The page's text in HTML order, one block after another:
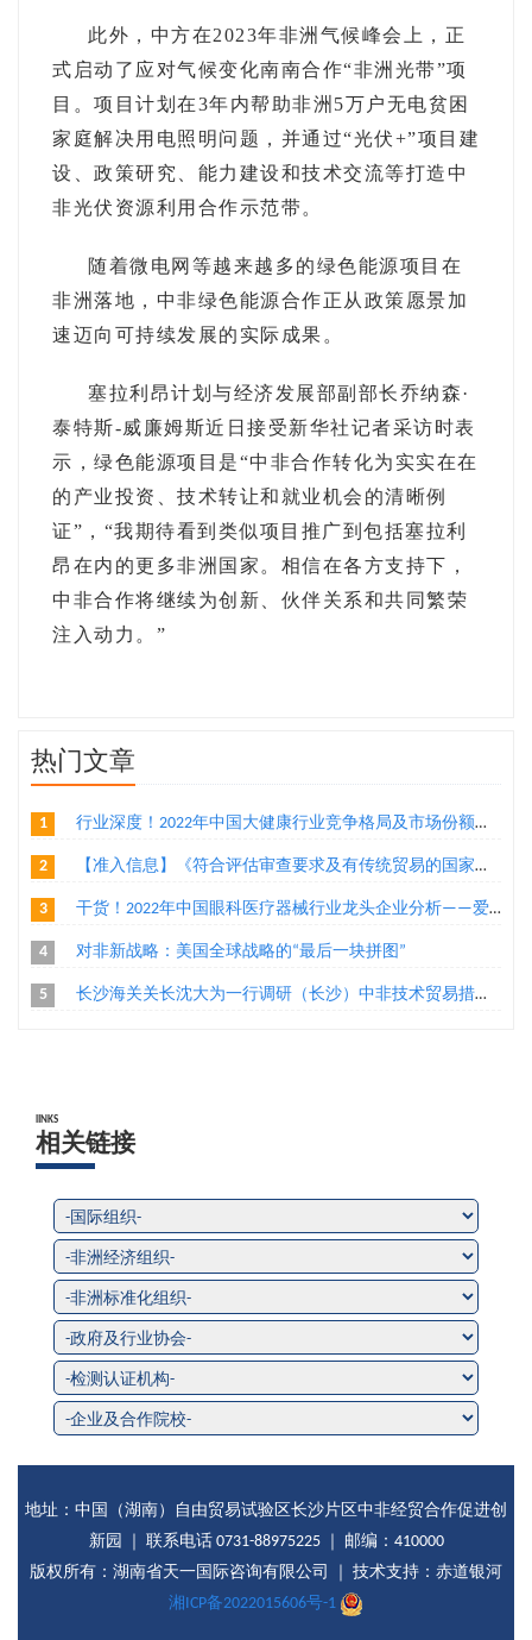
此外，中方在2023年非洲气候峰会上，正
式启动了应对气候变化南南合作“非洲光带”项
目。项目计划在3年内帮助非洲5万户无电贫困
家庭解决用电照明问题，并通过“光伏+”项目建
设、政策研究、能力建设和技术交流等打造中
非光伏资源利用合作示范带。
随着微电网等越来越多的绿色能源项目在
非洲落地，中非绿色能源合作正从政策愿景加
速迈向可持续发展的实际成果。
塞拉利昂计划与经济发展部副部长乔纳森·
泰特斯-威廉姆斯近日接受新华社记者采访时表
示，绿色能源项目是“中非合作转化为实实在在
的产业投资、技术转让和就业机会的清晰例
证”，“我期待看到类似项目推广到包括塞拉利
昂在内的更多非洲国家。相信在各方支持下，
中非合作将继续为创新、伙伴关系和共同繁荣
注入动力。”
热门文章
1 行业深度！2022年中国大健康行业竞争格局及市场份额分析 医药大健康市场朝着集中化方向发展
2 【准入信息】《符合评估审查要求及有传统贸易的国家或地区输华食品目录》（水产品、乳制品、植物源性食品）
3 干货！2022年中国眼科医疗器械行业龙头企业分析——爱博医疗：创新导向的眼科医疗器械厂商
4 对非新战略：美国全球战略的“最后一块拼图”
5 长沙海关关长沈大为一行调研（长沙）中非技术贸易措施研究评议基地
lINKS
相关链接
地址：中国（湖南）自由贸易试验区长沙片区中非经贸合作促进创
新园 ｜ 联系电话 0731-88975225 ｜ 邮编：410000
版权所有：湖南省天一国际咨询有限公司 ｜ 技术支持：赤道银河
湘ICP备2022015606号-1